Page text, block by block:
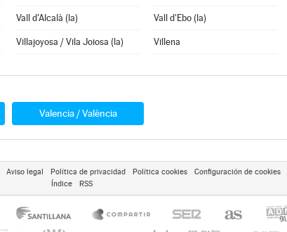
Vall d'Alcalà (la) Vall d'Ebo (la)
Villajoyosa / Vila Joiosa (la) Villena
Valencia / València
Aviso legal Política de privacidad Política cookies Configuración de cookies
Índice
RSS